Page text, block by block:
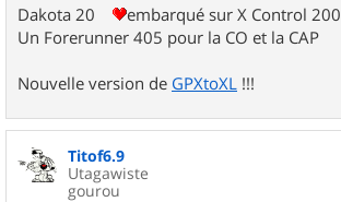
Dakota 20
embarqué sur X Control
Un Forerunner 405 pour la CO et la CAP
Nouvelle version de GPXtoXL !!!
Titof6.9
Utagawiste
gourou